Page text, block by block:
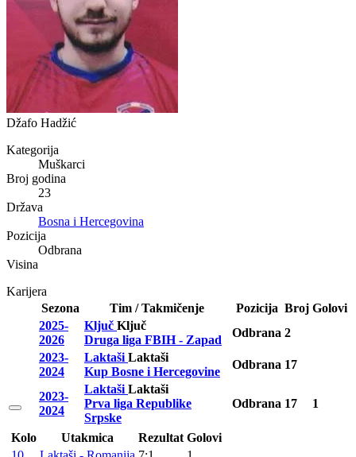
Džafo Hadžić
Kategorija
Muškarci
Broj godina
23
Država
Bosna i Hercegovina
Pozicija
Odbrana
Visina
Karijera
Sezona
Tim / Takmičenje Pozicija Broj Golovi
2025-
2026
Ključ Ključ
Druga liga FBIH - Zapad
Odbrana 2
2023-
2024
Laktaši Laktaši
Kup Bosne i Hercegovine
Odbrana 17
2023-
2024
Laktaši Laktaši
Prva liga Republike
Srpske
Odbrana 17 1
Kolo Utakmica Rezultat Golovi